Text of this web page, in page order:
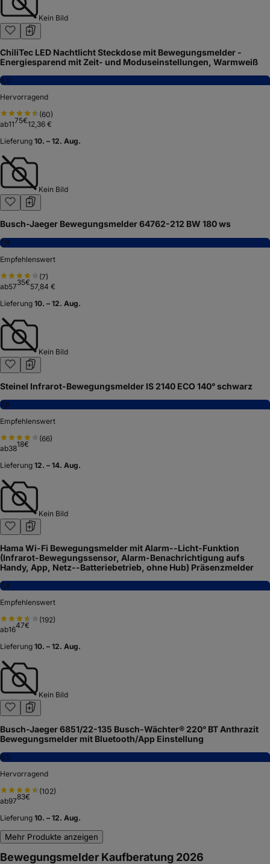
Kein Bild
ChiliTec LED Nachtlicht Steckdose mit Bewegungsmelder -
Energiesparend mit Zeit- und Moduseinstellungen, Warmweiß
8,0
Hervorragend
(60)
ab1175€12,36 €
Lieferung 10. – 12. Aug.
Kein Bild
Busch-Jaeger Bewegungsmelder 64762-212 BW 180 ws
7,9
Empfehlenswert
(7)
ab5735€57,84 €
Lieferung 10. – 12. Aug.
Kein Bild
Steinel Infrarot-Bewegungsmelder IS 2140 ECO 140° schwarz
7,6
Empfehlenswert
(66)
ab3818€
Lieferung 12. – 14. Aug.
Kein Bild
Hama Wi-Fi Bewegungsmelder mit Alarm--Licht-Funktion
(Infrarot-Bewegungssensor, Alarm-Benachrichtigung aufs
Handy, App, Netz--Batteriebetrieb, ohne Hub) Präsenzmelder
7,4
Empfehlenswert
(192)
ab1647€
Lieferung 10. – 12. Aug.
Kein Bild
Busch-Jaeger 6851/22-135 Busch-Wächter® 220° BT Anthrazit
Bewegungsmelder mit Bluetooth/App Einstellung
8,5
Hervorragend
(102)
ab9783€
Lieferung 10. – 12. Aug.
Mehr Produkte anzeigen
Bewegungsmelder Kaufberatung 2026